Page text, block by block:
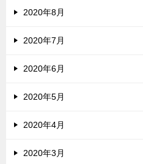
2020年8月
2020年7月
2020年6月
2020年5月
2020年4月
2020年3月